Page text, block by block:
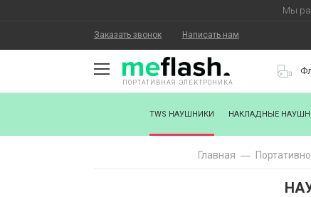
Мы
Заказать звонок Написать нам
КАК КУПИТЬ
ПОРТАТИВНАЯ ЭЛЕКТРОНИКА
TWS НАУШНИКИ НАКЛАДНЫЕ
Главная